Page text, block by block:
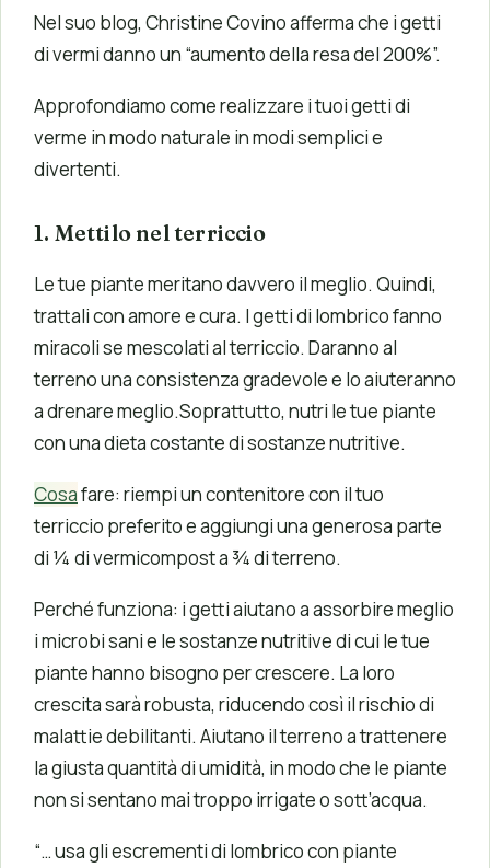
Nel suo blog, Christine Covino afferma che i getti
di vermi danno un “aumento della resa del 200%”.
Approfondiamo come realizzare i tuoi getti di
verme in modo naturale in modi semplici e
divertenti.
1. Mettilo nel terriccio
Le tue piante meritano davvero il meglio. Quindi,
trattali con amore e cura. I getti di lombrico fanno
miracoli se mescolati al terriccio. Daranno al
terreno una consistenza gradevole e lo aiuteranno
a drenare meglio.Soprattutto, nutri le tue piante
con una dieta costante di sostanze nutritive.
Cosafare: riempi un contenitore con il tuo
terriccio preferito e aggiungi una generosa parte
di ¼ di vermicompost a ¾ di terreno.
Perché funziona: i getti aiutano a assorbire meglio
i microbi sani e le sostanze nutritive di cui le tue
piante hanno bisogno per crescere. La loro
crescita sarà robusta, riducendo così il rischio di
malattie debilitanti. Aiutano il terreno a trattenere
la giusta quantità di umidità, in modo che le piante
non si sentano mai troppo irrigate o sott’acqua.
“… usa gli escrementi di lombrico con piante